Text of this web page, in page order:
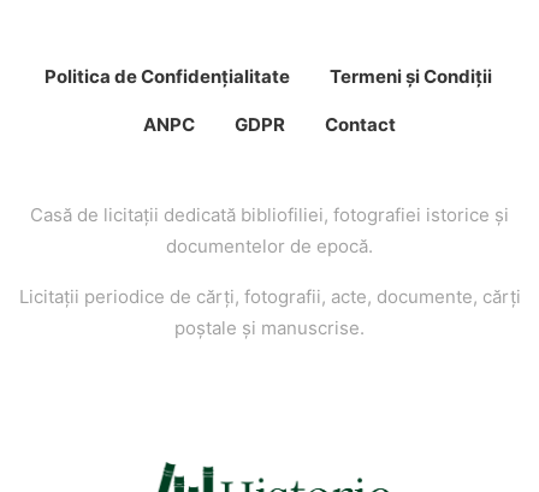
Politica de Confidenţialitate Termeni şi Condiţii
ANPC GDPR Contact
Casă de licitaţii dedicată bibliofiliei, fotografiei istorice şi
documentelor de epocă.
Licitaţii periodice de cărţi, fotografii, acte, documente, cărţi
poştale şi manuscrise.